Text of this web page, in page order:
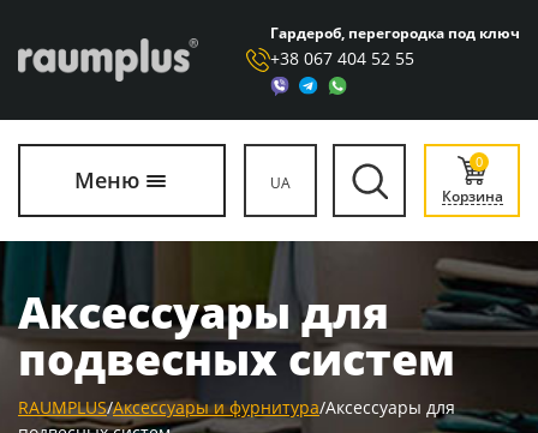
Гардероб, перегородка под ключ
+38 067 404 52 55
Меню UA
0
Корзина
Аксессуары для
подвесных систем
RAUMPLUS/Аксессуары и фурнитура/Аксессуары для